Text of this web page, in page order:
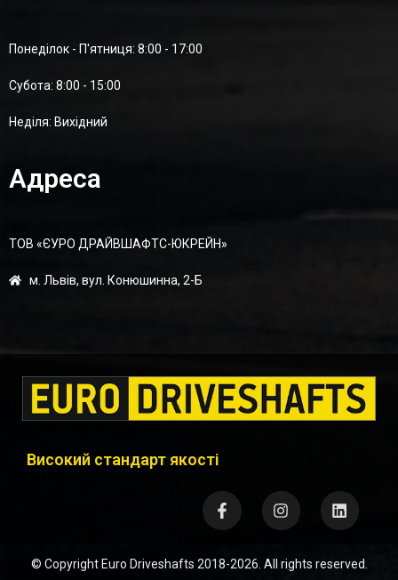
Понеділок - П'ятниця: 8:00 - 17:00
Суботa: 8:00 - 15:00
Неділя: Вихідний
Адреса
ТОВ «ЄУРО ДРАЙВШАФТC-ЮКРЕЙН»
м. Львів, вул. Конюшинна, 2-Б
Високий стандарт якості
© CopyrightEuro Driveshafts 2018-2026. All rights reserved.